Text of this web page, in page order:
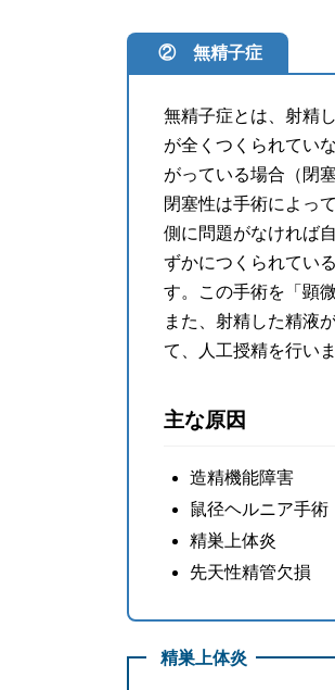
② 無精子症
無精子症とは、射精
が全くつくられてい
がっている場合（閉
閉塞性は手術によっ
側に問題がなければ
ずかにつくられてい
す。この手術を「顕
また、射精した精液
て、人工授精を行いま
主な原因
造精機能障害
鼠径ヘルニア手術
精巣上体炎
先天性精管欠損
精巣上体炎